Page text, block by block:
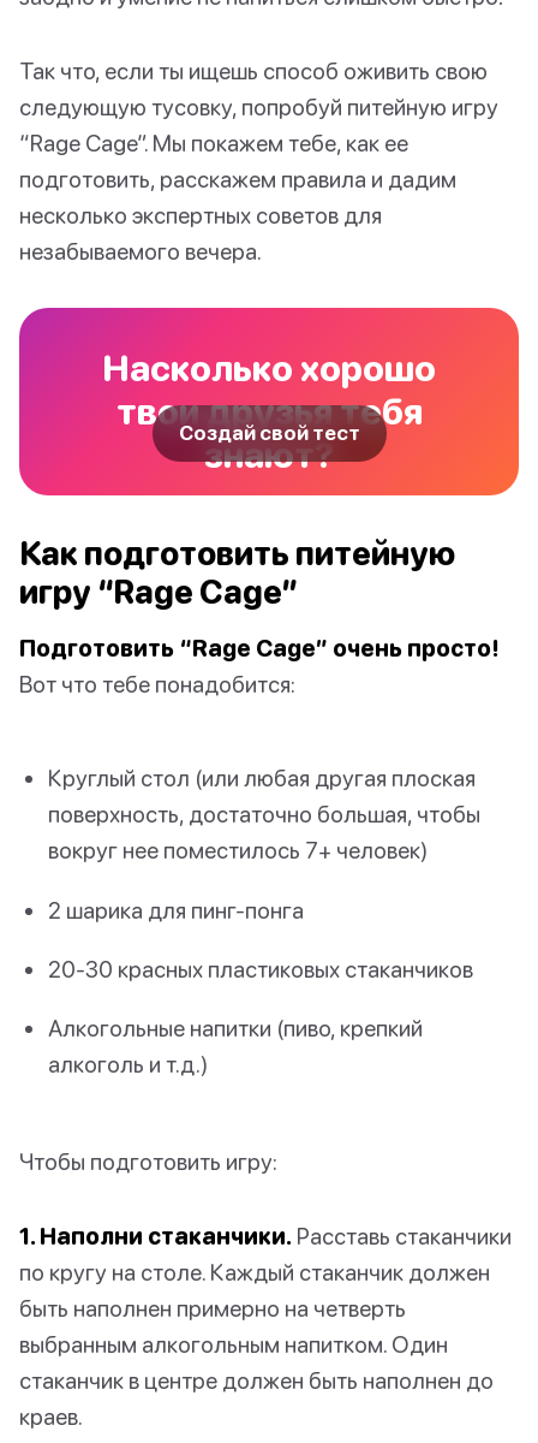
Так что, если ты ищешь способ оживить свою
следующую тусовку, попробуй питейную игру
“Rage Cage”. Мы покажем тебе, как ее
подготовить, расскажем правила и дадим
несколько экспертных советов для
незабываемого вечера.
Насколько хорошо
твои друзья тебя
знают?
Создай свой тест
Как подготовить питейную
игру “Rage Cage”
Подготовить “Rage Cage” очень просто!
Вот что тебе понадобится:
Круглый стол (или любая другая плоская
поверхность, достаточно большая, чтобы
вокруг нее поместилось 7+ человек)
2 шарика для пинг-понга
20-30 красных пластиковых стаканчиков
Алкогольные напитки (пиво, крепкий
алкоголь и т.д.)
Чтобы подготовить игру:
1. Наполни стаканчики. Расставь стаканчики
по кругу на столе. Каждый стаканчик должен
быть наполнен примерно на четверть
выбранным алкогольным напитком. Один
стаканчик в центре должен быть наполнен до
краев.